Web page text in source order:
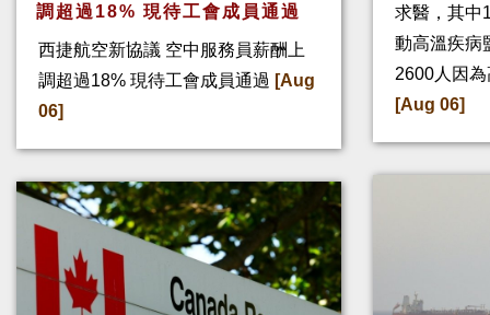
調超過18% 現待工會成員通過
西捷航空新協議 空中服務員薪酬上
調超過18% 現待工會成員通過 [Aug
06]
求醫，其中
動高溫疾病
2600人因
[Aug 06]